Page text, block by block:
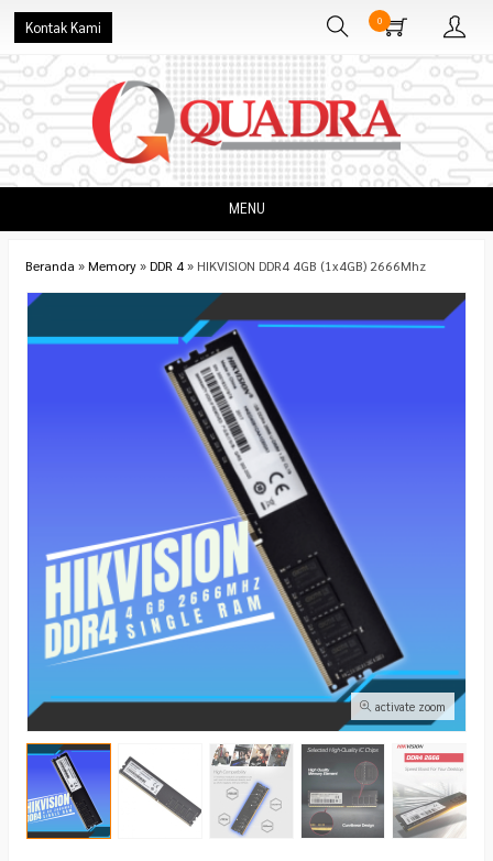
Kontak Kami 0
MENU
Beranda »Memory»DDR 4» HIKVISION DDR4 4GB (1x4GB) 2666Mhz
activate zoom